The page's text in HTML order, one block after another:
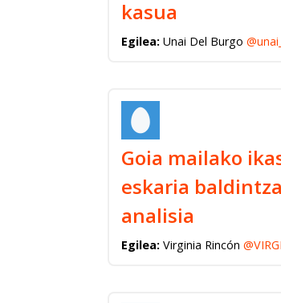
kasua
Egilea: Unai Del Burgo
Goia mailako
eskaria
analisia
Egilea: Virginia Rincón